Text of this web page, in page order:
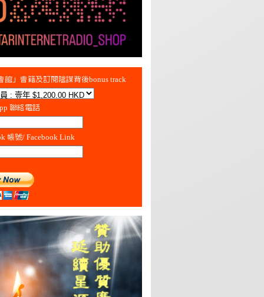
館」會籍及訂閱陰謀背後bonus track
聯絡電話
帳號/ Facebook Link